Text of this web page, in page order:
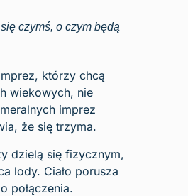
czymś, o czym będą
którzy chcą
wiekowych, nie
imprez
że się trzyma.
dzielą się fizycznym,
lody. Ciało porusza
połączenia.